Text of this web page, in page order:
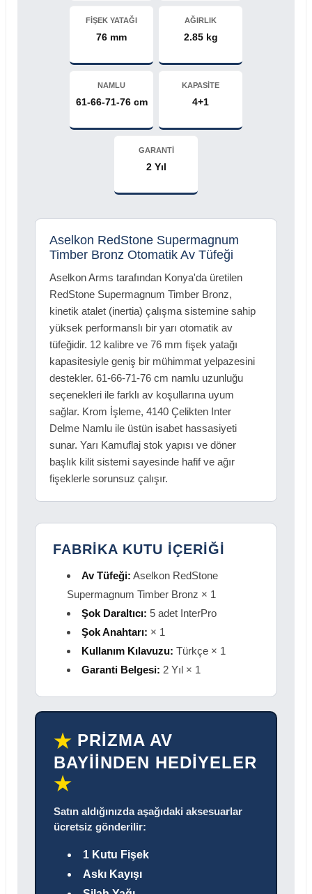
FİŞEK YATAĞI
76 mm
AĞIRLIK
2.85 kg
NAMLU
61-66-71-76 cm
KAPASİTE
4+1
GARANTİ
2 Yıl
Aselkon RedStone Supermagnum
Timber Bronz Otomatik Av Tüfeği
Aselkon Arms tarafından Konya'da üretilen
RedStone Supermagnum Timber Bronz,
kinetik atalet (inertia) çalışma sistemine sahip
yüksek performanslı bir yarı otomatik av
tüfeğidir. 12 kalibre ve 76 mm fişek yatağı
kapasitesiyle geniş bir mühimmat yelpazesini
destekler. 61-66-71-76 cm namlu uzunluğu
seçenekleri ile farklı av koşullarına uyum
sağlar. Krom İşleme, 4140 Çelikten Inter
Delme Namlu ile üstün isabet hassasiyeti
sunar. Yarı Kamuflaj stok yapısı ve döner
başlık kilit sistemi sayesinde hafif ve ağır
fişeklerle sorunsuz çalışır.
FABRİKA KUTU İÇERİĞİ
Av Tüfeği: Aselkon RedStone
Supermagnum Timber Bronz × 1
Şok Daraltıcı: 5 adet InterPro
Şok Anahtarı: × 1
Kullanım Kılavuzu: Türkçe × 1
Garanti Belgesi: 2 Yıl × 1
★ PRİZMA AV
BAYİİNDEN HEDİYELER
★
Satın aldığınızda aşağıdaki aksesuarlar
ücretsiz gönderilir:
1 Kutu Fişek
Askı Kayışı